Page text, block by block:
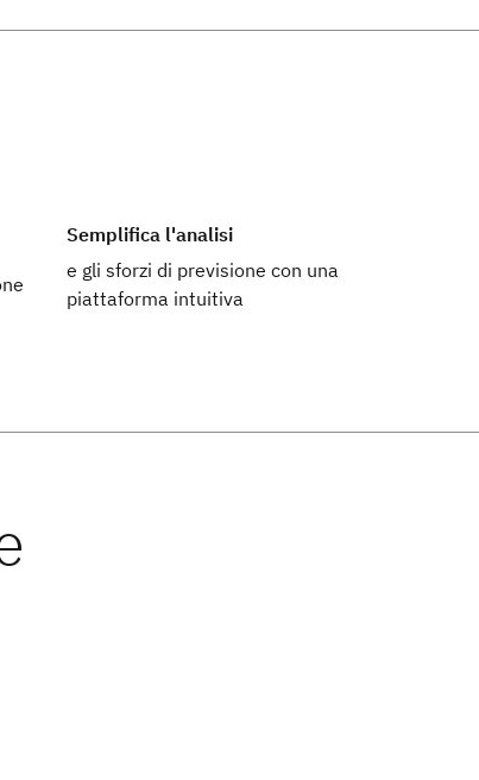
Semplifica l'analisi
e gli sforzi di previsione con una
piattaforma intuitiva